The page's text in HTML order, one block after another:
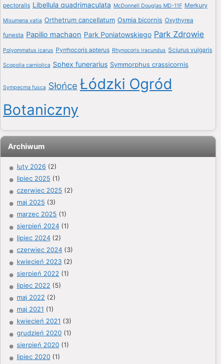
pectoralis Libellula quadrimaculata McDonnell Douglas MD-11F Merkury
Misumena vatia Orthetrum cancellatum Osmia bicornis Oxythyrea
funesta Papilio machaon Park Poniatowskiego Park Zdrowie
Polyommatus icarus Pyrrhocoris apterus Rhynocoris iracundus Sciurus vulgaris
Scopolia carniolica Sphex funerarius Symmorphus crassicornis
Sympecma fusca Słońce Łódzki Ogród
Botaniczny
Archiwum
luty 2026 (2)
lipiec 2025 (1)
czerwiec 2025 (2)
maj 2025 (3)
marzec 2025 (1)
sierpień 2024 (1)
lipiec 2024 (2)
czerwiec 2024 (3)
kwiecień 2023 (2)
sierpień 2022 (1)
lipiec 2022 (5)
maj 2022 (2)
maj 2021 (1)
kwiecień 2021 (3)
grudzień 2020 (1)
sierpień 2020 (1)
lipiec 2020 (1)